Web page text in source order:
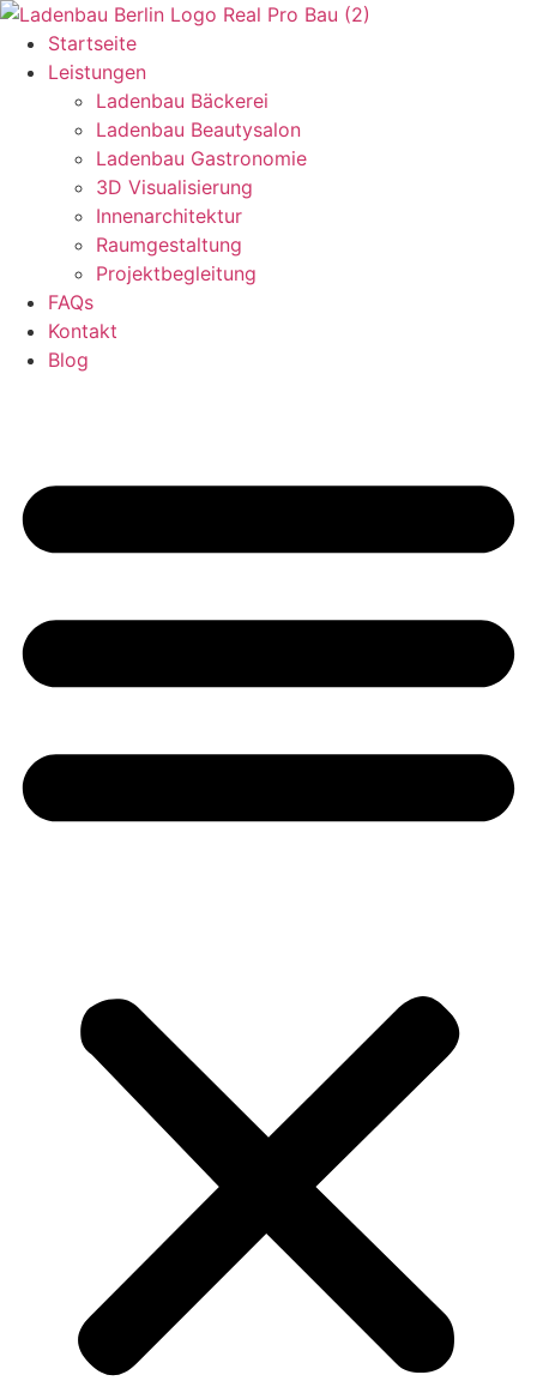
Zum
Inhalt
wechseln
Startseite
Leistungen
Ladenbau Bäckerei
Ladenbau Beautysalon
Ladenbau Gastronomie
3D Visualisierung
Innenarchitektur
Raumgestaltung
Projektbegleitung
FAQs
Kontakt
Blog